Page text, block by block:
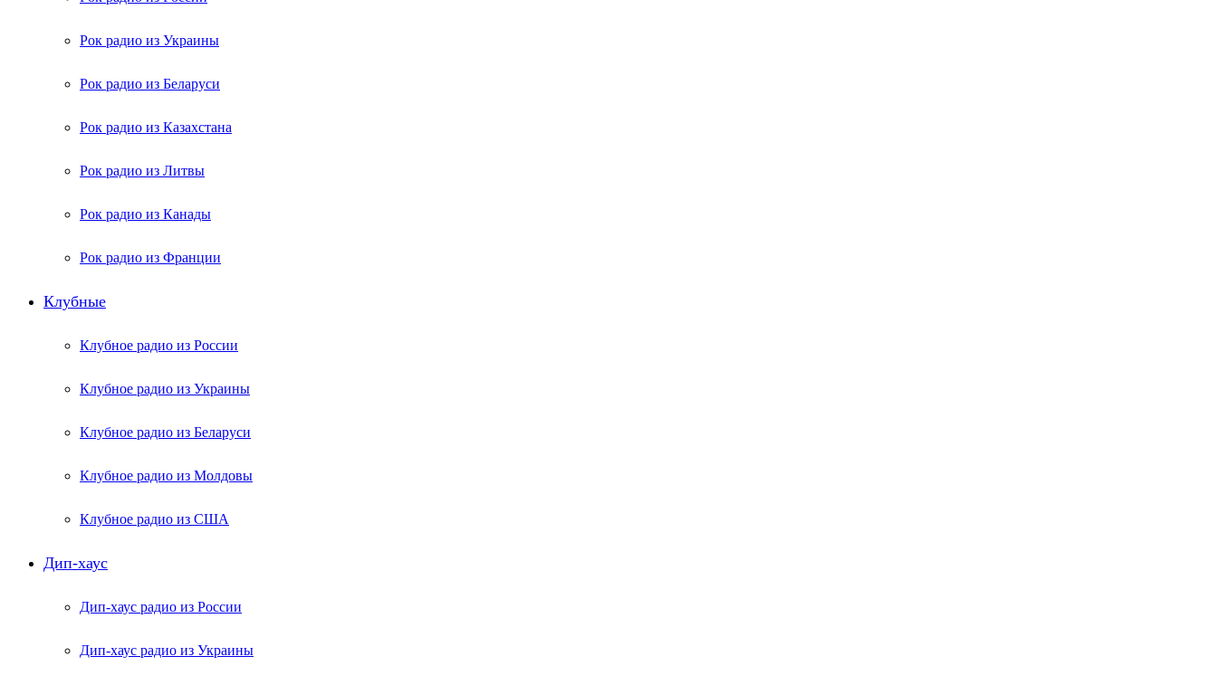
Рок радио из Украины
Рок радио из Беларуси
Рок радио из Казахстана
Рок радио из Литвы
Рок радио из Канады
Рок радио из Франции
Клубные
Клубное радио из России
Клубное радио из Украины
Клубное радио из Беларуси
Клубное радио из Молдовы
Клубное радио из США
Дип-хаус
Дип-хаус радио из России
Дип-хаус радио из Украины